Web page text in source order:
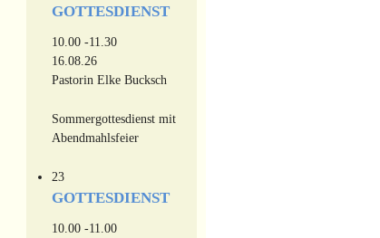
GOTTESDIENST
10.00 -11.30
16.08.26
Pastorin Elke Bucksch
Sommergottesdienst mit
Abendmahlsfeier
23
GOTTESDIENST
10.00 -11.00